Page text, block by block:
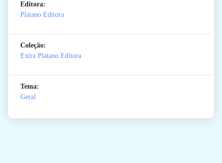
Editora:
Platano Editora
Coleção:
Extra Platano Editora
Tema:
Geral